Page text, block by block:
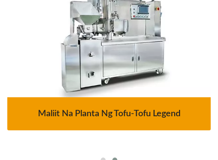
Maliit Na Planta Ng Tofu-Tofu Legend